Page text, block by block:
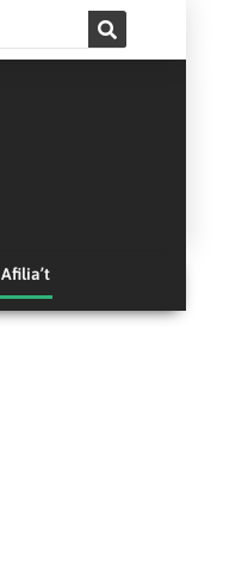
Afilia’t